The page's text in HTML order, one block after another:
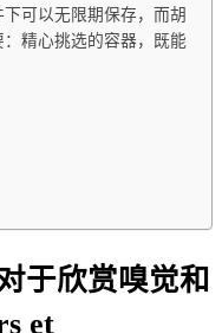
可以无限期保存，而胡
精心挑选的容器，既能
于欣赏嗅觉和
et